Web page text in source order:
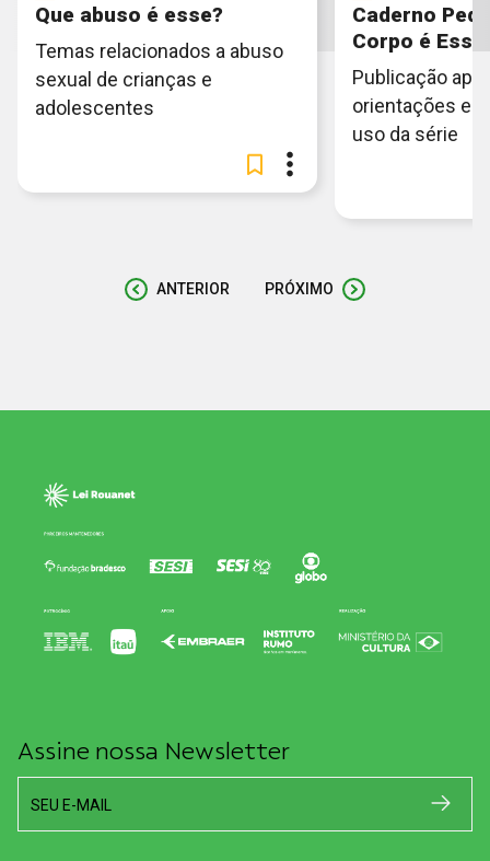
Que abuso é esse?
Temas relacionados a abuso
sexual de crianças e
adolescentes
Caderno
Corpo é
Publicação
orientações e
uso da série
ANTERIOR PRÓXIMO
Assine nossa Newsletter
SEU E-MAIL